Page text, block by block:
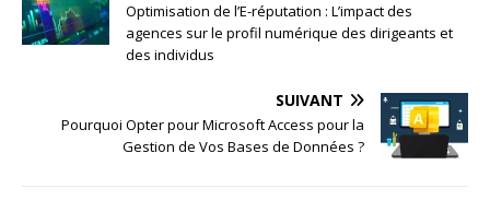
Optimisation de l’E-réputation : L’impact des
agences sur le profil numérique des dirigeants et
des individus
SUIVANT
Pourquoi Opter pour Microsoft Access pour la
Gestion de Vos Bases de Données ?